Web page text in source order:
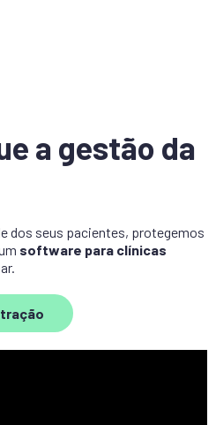
a gestão da
dos seus pacientes, protegemos
software para clínicas